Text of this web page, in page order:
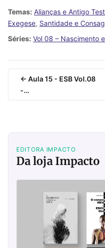
Temas: Alianças e Antigo
Exegese, Santidade e
Séries: Vol 08 – Nascimento
← Aula 15 - ESB Vol.08
-…
EDITORA IMPACTO
Da loja Impacto